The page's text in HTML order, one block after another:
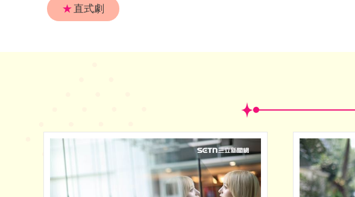
★ 直式劇